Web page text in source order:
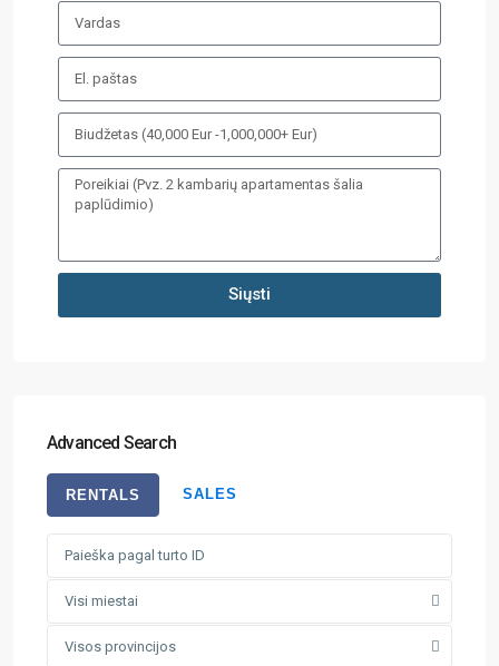
Siųsti
Advanced Search
RENTALS SALES
Visi miestai
Visos provincijos